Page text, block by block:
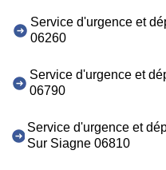
Service d'urgence et
06260
Service d'urgence et
06790
Service d'urgence et
Sur Siagne 06810